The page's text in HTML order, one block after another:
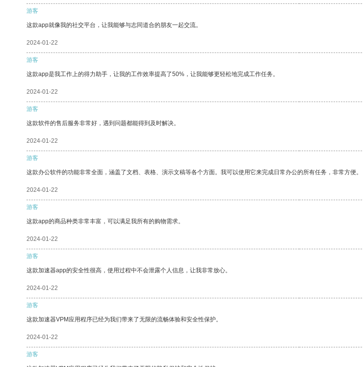
游客
这款app就像我的社交平台，让我能够与志同道合的朋友一起交流。
2024-01-22
游客
这款app是我工作上的得力助手，让我的工作效率提高了50%，让我能够更轻松地完成工作任务。
2024-01-22
游客
这款软件的售后服务非常好，遇到问题都能得到及时解决。
2024-01-22
游客
这款办公软件的功能非常全面，涵盖了文档、表格、演示文稿等各个方面。我可以使用它来完成日常办公的所有任务，非常方便。
2024-01-22
游客
这款app的商品种类非常丰富，可以满足我所有的购物需求。
2024-01-22
游客
这款加速器app的安全性很高，使用过程中不会泄露个人信息，让我非常放心。
2024-01-22
游客
这款加速器VPM应用程序已经为我们带来了无限的流畅体验和安全性保护。
2024-01-22
游客